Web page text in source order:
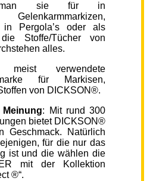
man sie für in
Gelenkarmmarkizen,
in Pergola’s oder als
Stoffe/Tücher von
alles.
verwendete
für Markisen,
von DICKSON®.
Meinung: Mit rund 300
bietet DICKSON®
Geschmack. Natürlich
für die nur das
ist und die wählen die
mit der Kollektion
®“.